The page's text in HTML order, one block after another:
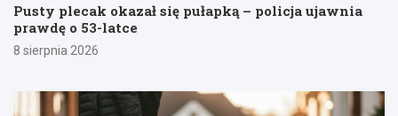
Pusty plecak okazał się pułapką – policja ujawnia
prawdę o 53-latce
8 sierpnia 2026